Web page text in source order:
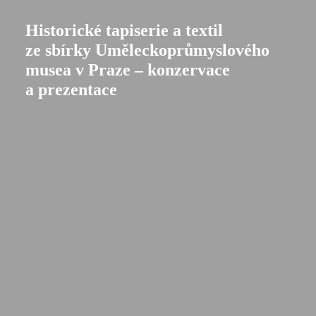
Historické tapiserie a textil
ze sbírky Uměleckoprůmyslového
musea v Praze – konzervace
a prezentace